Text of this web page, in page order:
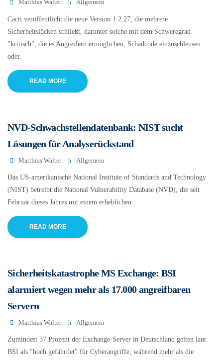
Matthias Walter Allgemein
Cacti veröffentlicht die neue Version 1.2.27, die mehrere
Sicherheitslücken schließt, darunter solche mit dem Schweregrad
"kritisch", die es Angreifern ermöglichen, Schadcode einzuschleusen
oder.
READ MORE
NVD-Schwachstellendatenbank: NIST sucht
Lösungen für Analyserückstand
Matthias Walter Allgemein
Das US-amerikanische National Institute of Standards and Technology
(NIST) betreibt die National Vulnerability Database (NVD), die seit
Februar dieses Jahres mit einem erheblichen.
READ MORE
Sicherheitskatastrophe MS Exchange: BSI
alarmiert wegen mehr als 17.000 angreifbaren
Servern
Matthias Walter Allgemein
Zumindest 37 Prozent der Exchange-Server in Deutschland gelten laut
BSI als "hoch gefährdet" für Cyberangriffe, während mehr als die